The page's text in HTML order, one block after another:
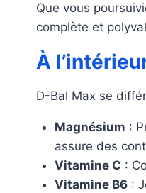
Que vous
complète et
À
D-Bal Max se
Magnésium :
assure des
Vitamine C :
Vitamine B6: